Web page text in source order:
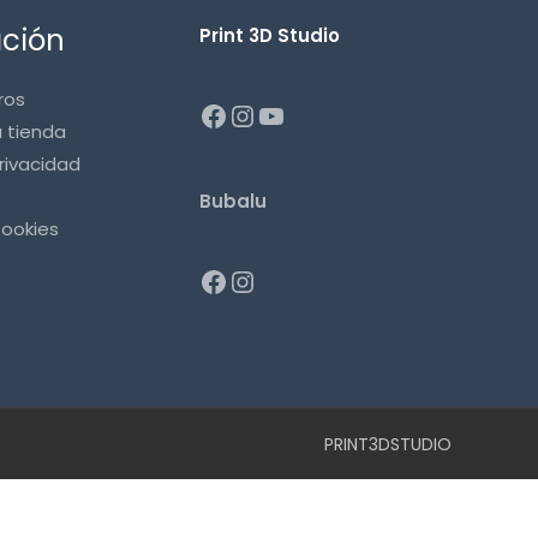
tienda
Print 3D Studio
Bubalu
PRINT3DSTUDIO